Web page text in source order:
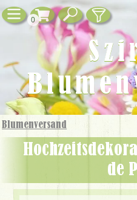
0
Blumenversand
Hochzeitsdekoration im Pavillon
de